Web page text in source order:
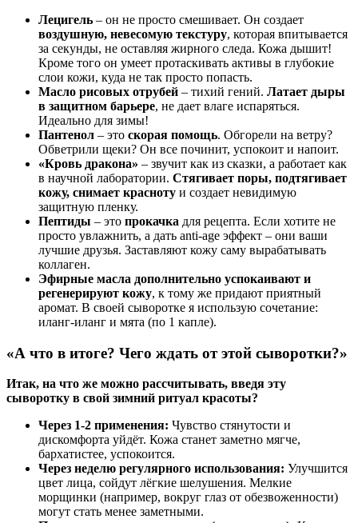
Лецигель – он не просто смешивает. Он создает
воздушную, невесомую текстуру, которая впитывается
за секунды, не оставляя жирного следа. Кожа дышит!
Кроме того он умеет протаскивать активы в глубокие
слои кожи, куда не так просто попасть.
Масло рисовых отрубей – тихий гений. Латает дыры
в защитном барьере, не дает влаге испаряться.
Идеально для зимы!
Пантенол – это скорая помощь. Обгорели на ветру?
Обветрили щеки? Он все починит, успокоит и напоит.
«Кровь дракона» – звучит как из сказки, а работает как
в научной лаборатории. Стягивает поры, подтягивает
кожу, снимает красноту и создает невидимую
защитную пленку.
Пептиды – это прокачка для рецепта. Если хотите не
просто увлажнить, а дать anti-age эффект – они ваши
лучшие друзья. Заставляют кожу саму вырабатывать
коллаген.
Эфирные масла дополнительно успокаивают и
регенерируют кожу, к тому же придают приятный
аромат. В своей сыворотке я использую сочетание:
иланг-иланг и мята (по 1 капле).
«А что в итоге? Чего ждать от этой сыворотки?»
Итак, на что же можно рассчитывать, введя эту
сыворотку в свой зимний ритуал красоты?
Через 1-2 применения: Чувство стянутости и
дискомфорта уйдёт. Кожа станет заметно мягче,
бархатистее, успокоится.
Через неделю регулярного использования: Улучшится
цвет лица, сойдут лёгкие шелушения. Мелкие
морщинки (например, вокруг глаз от обезвоженности)
могут стать менее заметными.